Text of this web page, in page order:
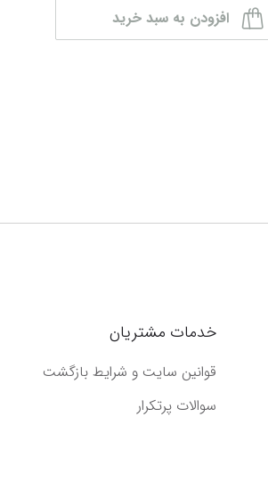
افزودن به سبد خرید
خدمات مشتریان
قوانین سایت و شرایط بازگشت
سوالات پرتکرار